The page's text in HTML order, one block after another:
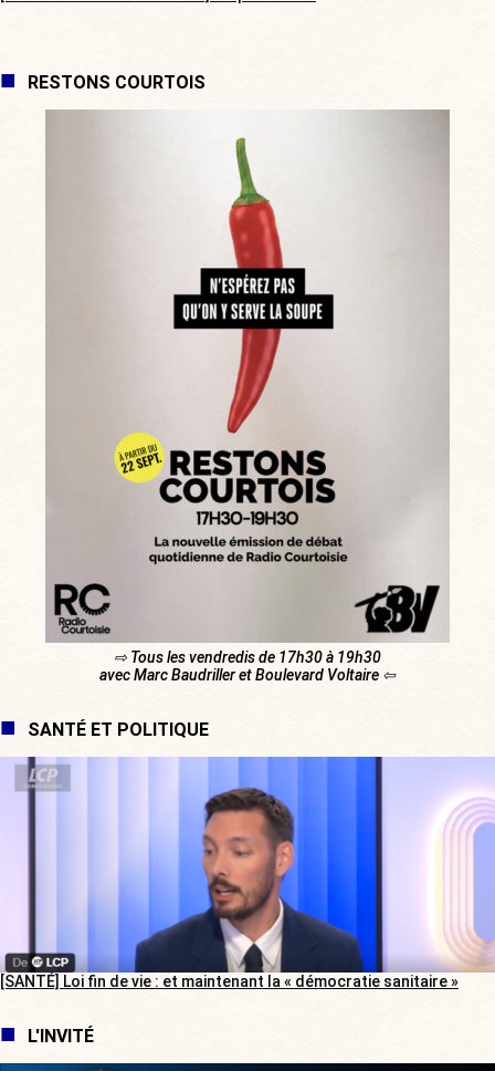
RESTONS COURTOIS
⇨ Tous les vendredis de 17h30 à 19h30
avec Marc Baudriller et Boulevard Voltaire ⇦
SANTÉ ET POLITIQUE
[SANTÉ] Loi fin de vie : et maintenant la « démocratie sanitaire »
L'INVITÉ